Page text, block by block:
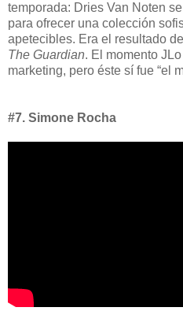
temporada: Dries Van Noten
para ofrecer una colección
apetecibles. Era el resultado
The Guardian. El momento
marketing, pero éste sí fue “el
#7. Simone Rocha